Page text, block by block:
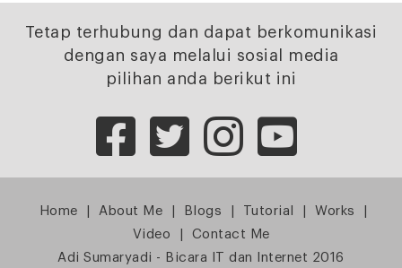
Tetap terhubung dan dapat berkomunikasi
dengan saya melalui sosial media
pilihan anda berikut ini
Home About Me Blogs Tutorial Works
Video
Contact Me
Adi Sumaryadi - Bicara IT dan Internet 2016